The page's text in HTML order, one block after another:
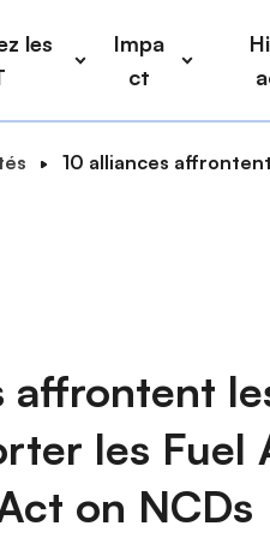
les
Impa
ct
10 alliances
affrontent
les Fuel
on NCDs